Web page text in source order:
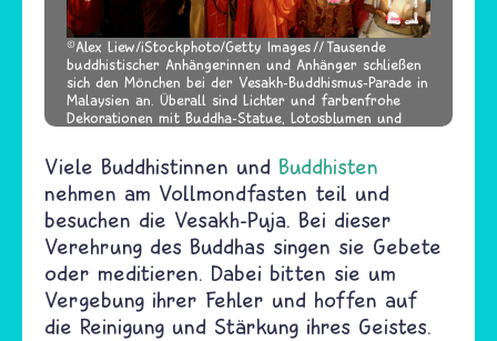
Alex Liew/iStockphoto/Getty Images
Tausende
buddhistischer Anhängerinnen und Anhänger schließen
sich den Mönchen bei der Vesakh-Buddhismus-Parade in
Malaysien an. Überall sind Lichter und farbenfrohe
Dekorationen mit Buddha-Statue, Lotosblumen und
Viele Buddhistinnen und Buddhisten
nehmen am Vollmondfasten teil und
besuchen die Vesakh-Puja. Bei dieser
Verehrung des Buddhas singen sie Gebete
oder meditieren. Dabei bitten sie um
Vergebung ihrer Fehler und hoffen auf
die Reinigung und Stärkung ihres Geistes.